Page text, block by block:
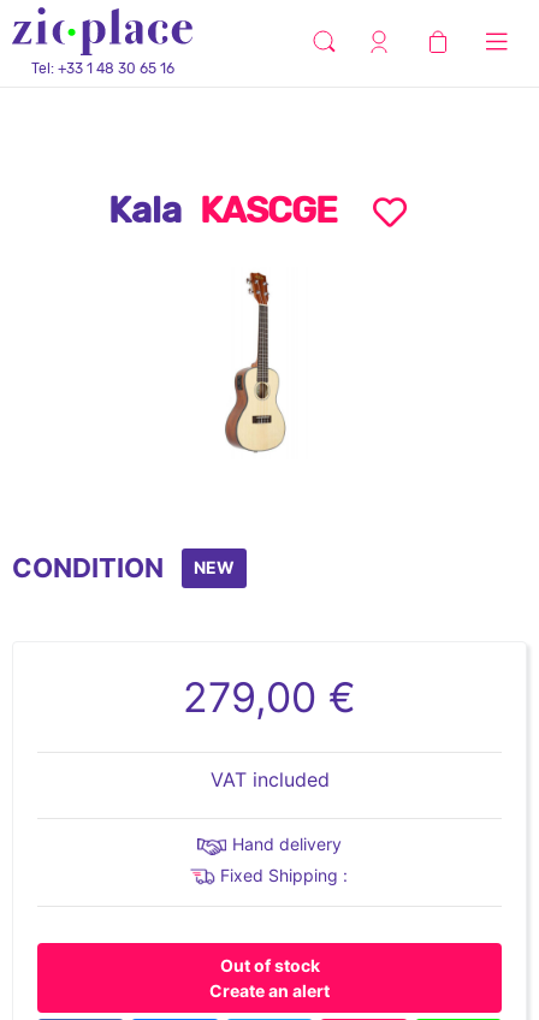
Tel: +33 1 48 30 65 16
Kala KASCGE
CONDITION NEW
279,00 €
VAT included
Hand delivery
Fixed Shipping :
Out of stock
Create an alert